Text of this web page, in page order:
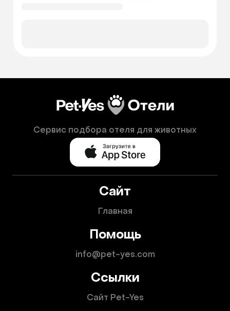
Сервис подбора отеля для животных
Сайт
Главная
Помощь
info@pet-yes.com
Ссылки
Сайт Pet-Yes